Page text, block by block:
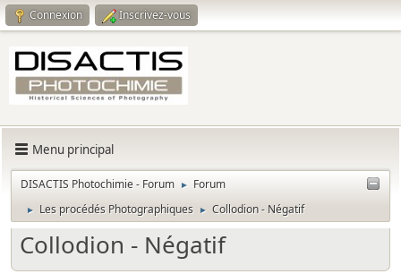
Connexion Inscrivez-vous
Menu principal
DISACTIS Photochimie - Forum ► Forum
► Les procédés Photographiques ► Collodion - Négatif
Collodion - Négatif